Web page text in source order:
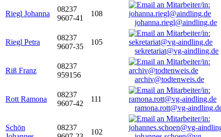
Riegl Johanna
08237
9607-41
108
johanna.riegl@aindling.de
Riegl Petra
08237
9607-35
105
sekretariat@vg-aindling.de
Riß Franz
08237
959156
archiv@todtenweis.de
Rott Ramona
08237
9607-42
111
ramona.rott@vg-
Schön
08237
102